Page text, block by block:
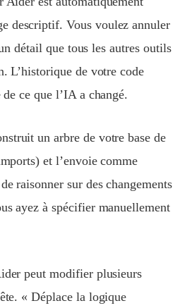
descriptif. Vous voulez annuler
détail que tous les autres outils
de votre code
ce que l’IA a changé.
un arbre de votre base de
et l’envoie comme
raisonner sur des changements
ayez à spécifier manuellement
peut modifier plusieurs
« Déplace la logique